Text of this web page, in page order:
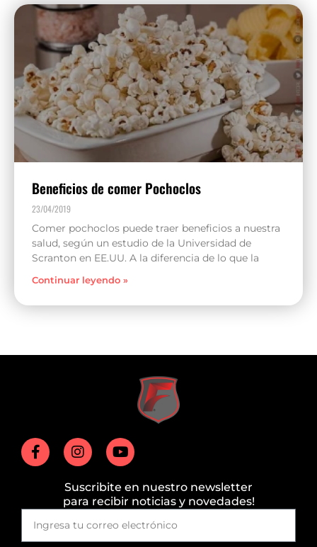
Beneficios de comer Pochoclos
23/04/2019
Comer pochoclos puede traer beneficios a nuestra
salud, según un estudio de la Universidad de
Scranton en EE.UU. A la diferencia de lo que la
Continuar leyendo »
Suscribite en nuestro newsletter
para recibir noticias y novedades!